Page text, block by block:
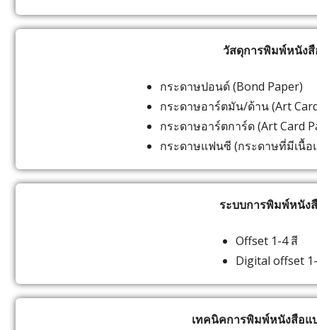
วัสดุการพิมพ์หนังสื
กระดาษปอนด์ (Bond Paper)
กระดาษอาร์ตมัน/ด้าน (Art
กระดาษอาร์ตการ์ด (Art Card
กระดาษแฟนซี (กระดาษที่มีเนื้อ
ระบบการพิมพ์หนัง
Offset 1-4 สี
Digital offset
เทคนิคการพิมพ์หนังสือแ